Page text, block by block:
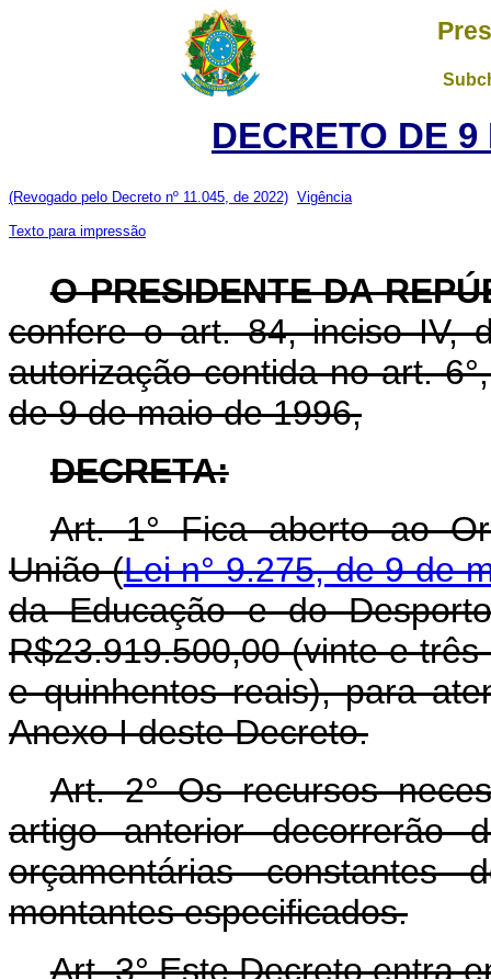
DECRETO DE
(Revogado pelo Decreto nº 11.045, de 2022) Vigência
Texto para impressão
O PRESIDENTE DA
confere o art. 84, inciso IV,
autorização contida no art.
de 9 de maio de 1996,
DECRETA:
Art. 1° Fica aberto ao
União (Lei n° 9.275, de 9 de
da Educação e do
R$23.919.500,00 (vinte e
e quinhentos reais), para
Anexo I deste Decreto.
Art. 2° Os recursos
artigo anterior decorrerão
orçamentárias
montantes especificados.
Art. 3° Este Decreto entra